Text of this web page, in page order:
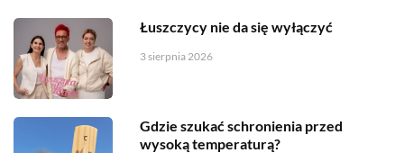
Łuszczycy nie da się wyłączyć
3 sierpnia 2026
Gdzie szukać schronienia przed
wysoką temperaturą?